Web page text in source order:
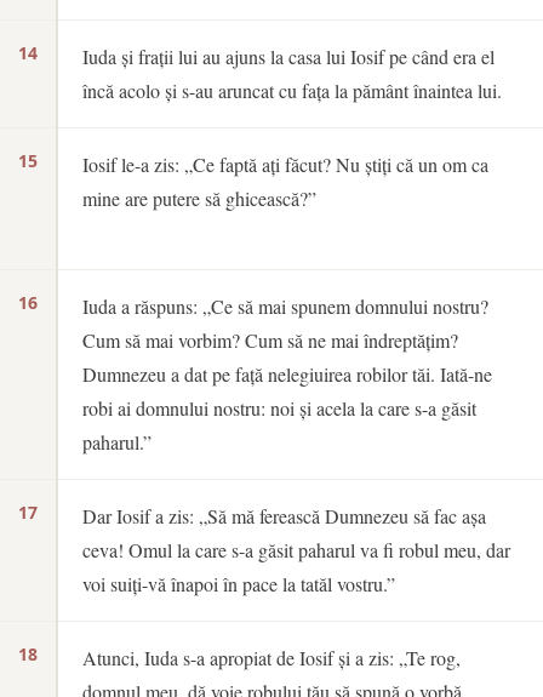
14
15
16
17
18
Iuda și frații lui au ajuns la casa lui Iosif pe când era el
încă acolo și s-au aruncat cu fața la pământ înaintea lui.
Iosif le-a zis: „Ce faptă ați făcut? Nu știți că un om ca
mine are putere să ghicească?”
Iuda a răspuns: „Ce să mai spunem domnului nostru?
Cum să mai vorbim? Cum să ne mai îndreptățim?
Dumnezeu a dat pe față nelegiuirea robilor tăi. Iată-ne
robi ai domnului nostru: noi și acela la care s-a găsit
paharul.”
Dar Iosif a zis: „Să mă ferească Dumnezeu să fac așa
ceva! Omul la care s-a găsit paharul va fi robul meu, dar
voi suiți-vă înapoi în pace la tatăl vostru.”
Atunci, Iuda s-a apropiat de Iosif și a zis: „Te rog,
domnul meu, dă voie robului tău să spună o vorbă